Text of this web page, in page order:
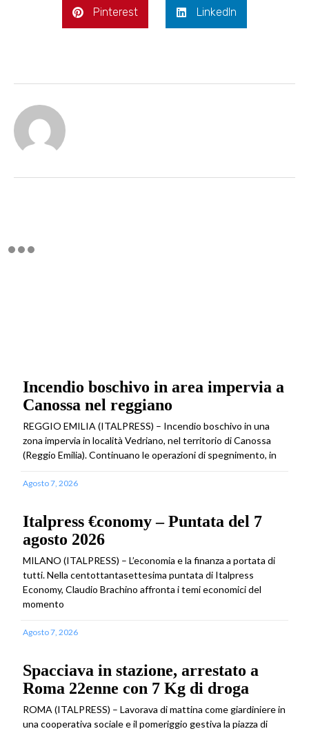
Pinterest LinkedIn
Incendio boschivo in area impervia a
Canossa nel reggiano
REGGIO EMILIA (ITALPRESS) – Incendio boschivo in una
zona impervia in località Vedriano, nel territorio di Canossa
(Reggio Emilia). Continuano le operazioni di spegnimento, in
Agosto 7, 2026
Italpress €conomy – Puntata del 7
agosto 2026
MILANO (ITALPRESS) – L’economia e la finanza a portata di
tutti. Nella centottantasettesima puntata di Italpress
Economy, Claudio Brachino affronta i temi economici del
momento
Agosto 7, 2026
Spacciava in stazione, arrestato a
Roma 22enne con 7 Kg di droga
ROMA (ITALPRESS) – Lavorava di mattina come giardiniere in
una cooperativa sociale e il pomeriggio gestiva la piazza di